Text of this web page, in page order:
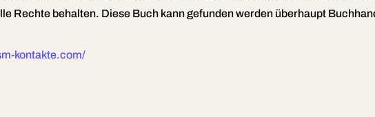
Rechte behalten. Diese Buch kann gefunden werden überhaupt
kontakte.com/